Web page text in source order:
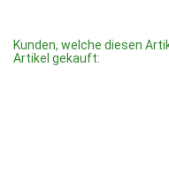
Kunden, welche diesen
Artikel gekauft: